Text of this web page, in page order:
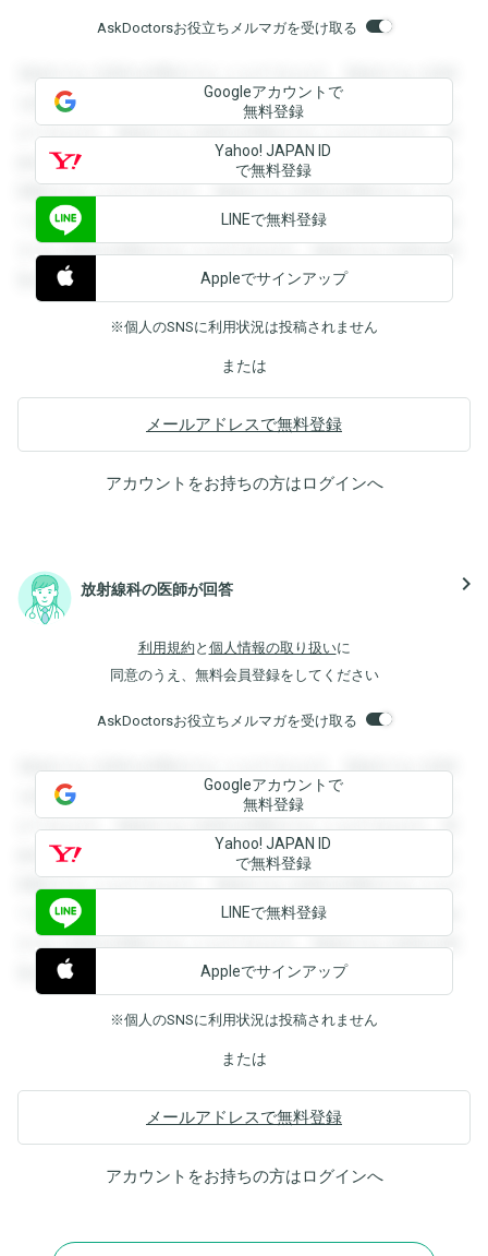
AskDoctorsお役立ちメルマガを受け取る
登録すると回答を閲覧することができます。登録すると回答
を閲覧することができます。登録すると回答を閲覧すること
ができます。登録すると回答を閲覧することができます。登
録すると回答を閲覧することができます。登録すると回答を
閲覧することができます。登録すると回答を閲覧することが
できます。登録すると回答を閲覧することができます。登録
すると回答を閲覧することができます。登録すると回答を閲
覧することができます。
Googleアカウントで
無料登録
Yahoo! JAPAN ID
で無料登録
LINEで無料登録
Appleでサインアップ
※個人のSNSに利用状況は投稿されません
または
メールアドレスで無料登録
アカウントをお持ちの方はログインへ
放射線科の医師が回答 navigate_next
利用規約 と 個人情報の取り扱いに
同意のうえ、無料会員登録をしてください
AskDoctorsお役立ちメルマガを受け取る
登録すると回答を閲覧することができます。登録すると回答
を閲覧することができます。登録すると回答を閲覧すること
ができます。登録すると回答を閲覧することができます。登
録すると回答を閲覧することができます。登録すると回答を
閲覧することができます。登録すると回答を閲覧することが
できます。登録すると回答を閲覧することができます。登録
すると回答を閲覧することができます。登録すると回答を閲
覧することができます。
Googleアカウントで
無料登録
Yahoo! JAPAN ID
で無料登録
LINEで無料登録
Appleでサインアップ
※個人のSNSに利用状況は投稿されません
または
メールアドレスで無料登録
アカウントをお持ちの方はログインへ